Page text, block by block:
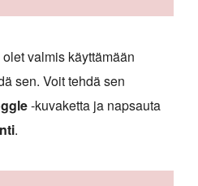
valmis käyttämään
sen. Voit tehdä sen
-kuvaketta ja napsauta
.